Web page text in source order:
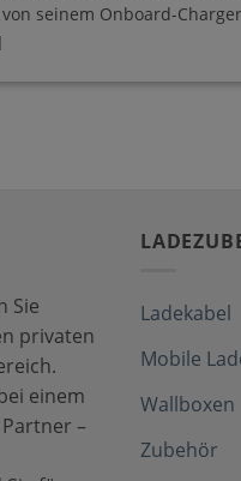
seinem Onboard-
Sie
privaten
einem
–
Ladekabel
Mobile
Wallboxen
Zubehör